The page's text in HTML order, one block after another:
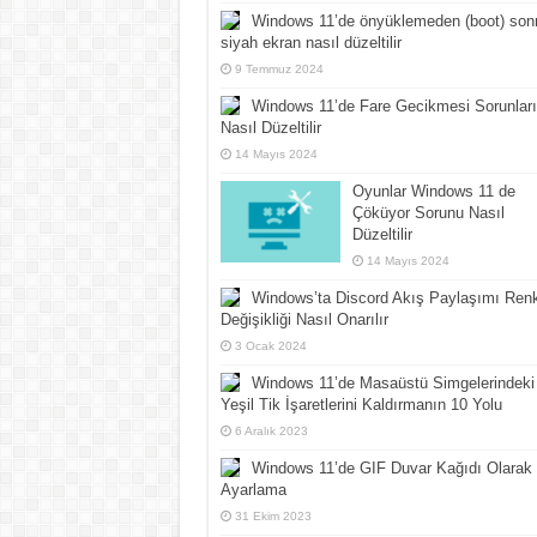
Windows 11’de önyüklemeden (boot)
siyah ekran nasıl düzeltilir
9 Temmuz 2024
Windows 11’de Fare Gecikmesi Sorunları
Nasıl Düzeltilir
14 Mayıs 2024
Oyunlar Windows 11 de
Çöküyor Sorunu Nasıl
Düzeltilir
14 Mayıs 2024
Windows’ta Discord Akış Paylaşımı
Değişikliği Nasıl Onarılır
3 Ocak 2024
Windows 11’de Masaüstü Simgelerindeki
Yeşil Tik İşaretlerini Kaldırmanın 10 Yolu
6 Aralık 2023
Windows 11’de GIF Duvar Kağıdı Olarak
Ayarlama
31 Ekim 2023